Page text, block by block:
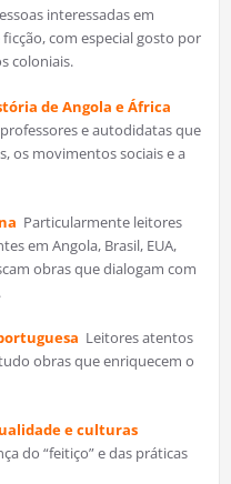
interessadas em
com especial gosto por
coloniais.
de Angola e África
e autodidatas que
os movimentos sociais e a
Particularmente leitores
em Angola, Brasil, EUA,
obras que dialogam com
Leitores atentos
obras que enriquecem o
e culturas
do “feitiço” e das práticas